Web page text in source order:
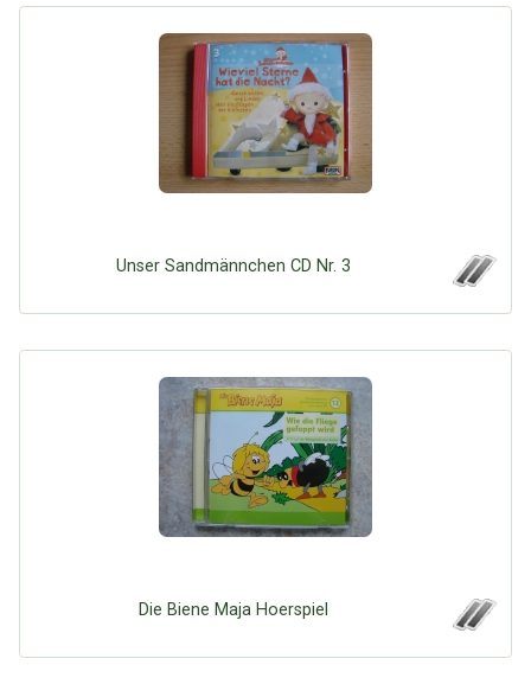
Unser Sandmännchen CD Nr. 3
Die Biene Maja Hoerspiel